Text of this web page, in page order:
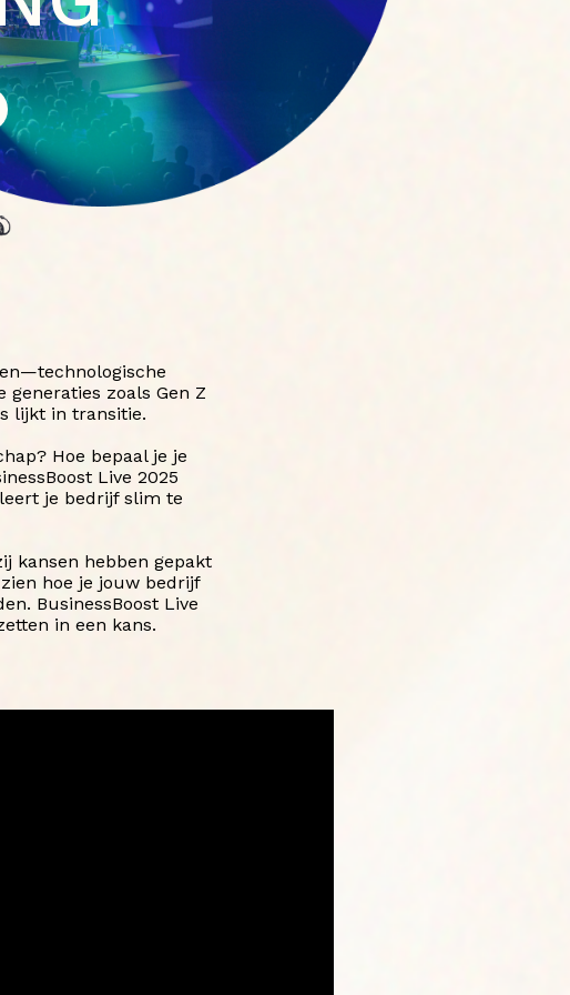
zoals Gen Z
lijkt in transitie.
Hoe bepaal je je
Live 2025
je bedrijf slim te
kansen hebben gepakt
hoe je jouw bedrijf
BusinessBoost Live
in een kans.